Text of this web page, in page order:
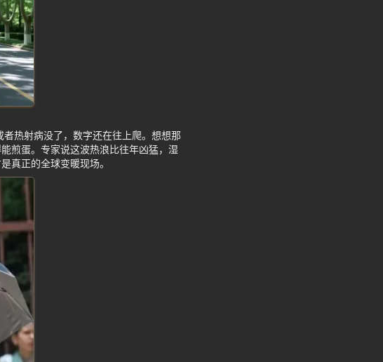
热射病没了，数字还在往上爬。想想那
煎蛋。专家说这波热浪比往年凶猛，湿
真正的全球变暖现场。